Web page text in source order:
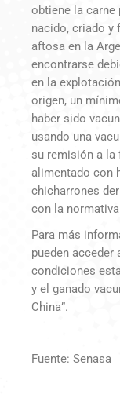
obtiene la carne
nacido, criado y
aftosa en la
encontrarse
en la
origen, un
haber sido
usando una
su remisión a la
alimentado con
chicharrones
con la
Para más
pueden acceder
condiciones
y el ganado
China”.
Fuente: Senasa